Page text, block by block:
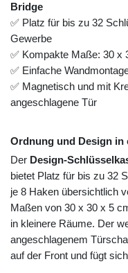
Bridge
✅ Platz für bis zu 32
Gewerbe
✅ Kompakte Maße: 30 x
✅ Einfache
✅ Magnetisch und mit
angeschlagene Tür
Ordnung und Design in
Der Design-
bietet Platz für bis zu 32
je 8 Haken übersichtlich
Maßen von 30 x 30 x 5
in kleinere Räume. Der
angeschlagenem
auf der Front und fügt